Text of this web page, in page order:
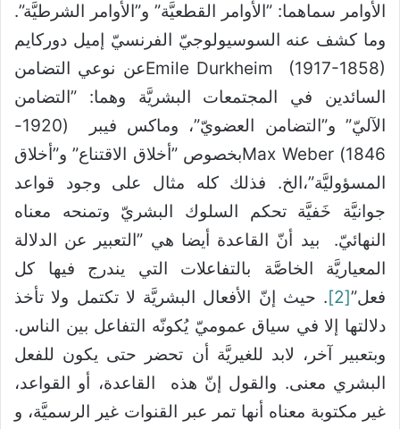
الأوامر سماهما: ”الأوامر القطعيَّة” و”الأوامر الشرطيَّة”.
وما كشف عنه السوسيولوجيّ الفرنسيّ إميل دوركايم
Emile Durkheim (1917-1858)عن نوعي التضامن
السائدين في المجتمعات البشريَّة وهما: ”التضامن
الآليّ” و”التضامن العضويّ”، وماكس فيبر (1920-
1846) Max Weberبخصوص ”أخلاق الاقتناع” و”أخلاق
المسؤوليَّة”،الخ. فذلك كله مثال على وجود قواعد
جوانيَّة خَفيَّة تحكم السلوك البشريّ وتمنحه معناه
النهائيّ. بيد أنّ القاعدة أيضا هي ”التعبير عن الدلالة
المعياريَّة الخاصَّة بالتفاعلات التي يندرج فيها كل
فعل”[2]
. حيث إنّ الأفعال البشريَّة لا تكتمل ولا تأخذ
دلالتها إلا في سياق عموميّ يُكونّه التفاعل بين الناس.
وبتعبير آخر، لابد للغيريَّة أن تحضر حتى يكون للفعل
البشري معنى. والقول إنّ هذه القاعدة، أو القواعد،
غير مكتوبة معناه أنها تمر عبر القنوات غير الرسميَّة، و